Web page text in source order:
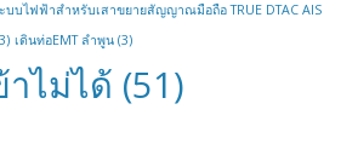
บบไฟฟ้าสำหรับเสาขยายสัญญาณมือถือ TRUE DTAC AIS
เดินท่อEMT ลำพูน (3)
าไม่ได้ (51)